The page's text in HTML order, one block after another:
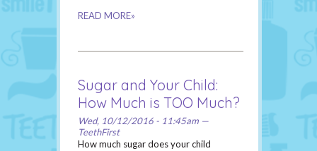
READ MORE»
Sugar and Your Child:
How Much is TOO Much?
Wed, 10/12/2016 - 11:45am —
TeethFirst
How much sugar does your child